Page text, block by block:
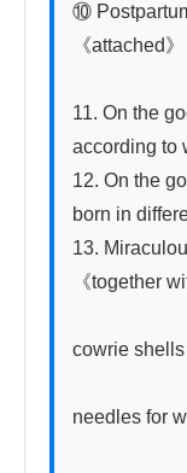
⑩
《attached
11. On the
according to
12. On the
born in
13.
《together
cowrie
needles for